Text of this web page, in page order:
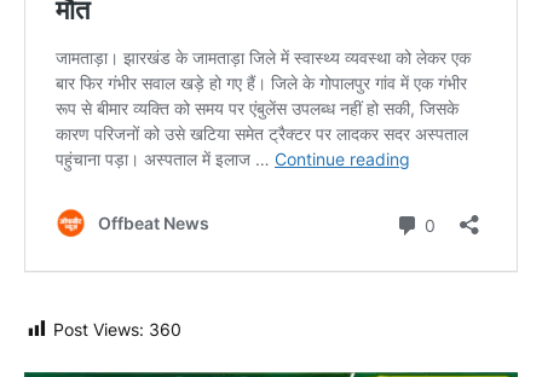
Post Views: 360